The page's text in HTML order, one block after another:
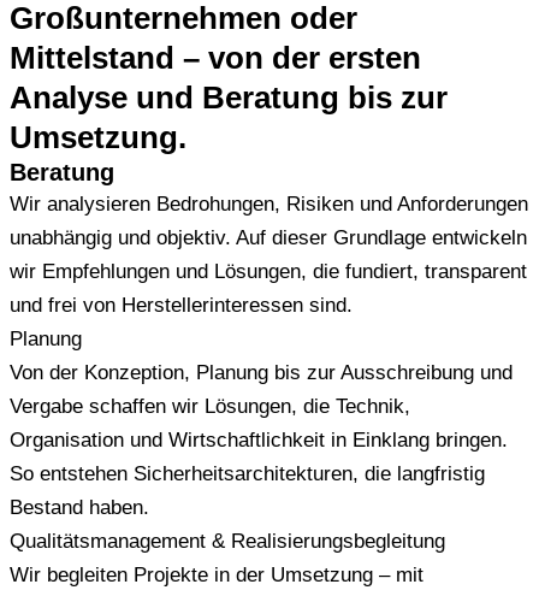
Großunternehmen oder
Mittelstand – von der ersten
Analyse und Beratung bis zur
Umsetzung.
Beratung
Wir analysieren Bedrohungen, Risiken und Anforderungen
unabhängig und objektiv. Auf dieser Grundlage entwickeln
wir Empfehlungen und Lösungen, die fundiert, transparent
und frei von Herstellerinteressen sind.
Planung
Von der Konzeption, Planung bis zur Ausschreibung und
Vergabe schaffen wir Lösungen, die Technik,
Organisation und Wirtschaftlichkeit in Einklang bringen.
So entstehen Sicherheitsarchitekturen, die langfristig
Bestand haben.
Qualitätsmanagement & Realisierungsbegleitung
Wir begleiten Projekte in der Umsetzung – mit